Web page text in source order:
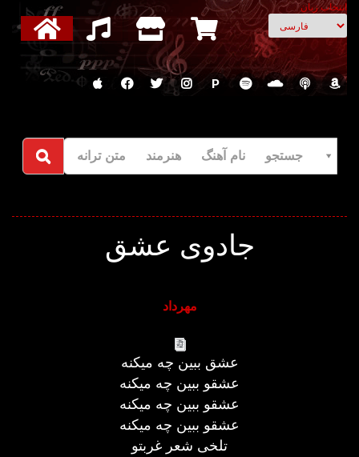
انتخاب زبان
P
جستجو نام آهنگ هنرمند متن ترانه
جادوی عشق
مهرداد
عشق ببین چه میکنه
عشقو ببین چه میکنه
عشقو ببین چه میکنه
عشقو ببین چه میکنه
تلخی شعر غربتو